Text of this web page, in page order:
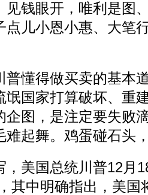
见钱眼开，唯利是
点儿小恩小惠、大笔
普懂得做买卖的基本
氓国家打算破坏、重
企图，是注定要失败
难起舞。鸡蛋碰石头
，美国总统川普12月
其中明确指出，美国